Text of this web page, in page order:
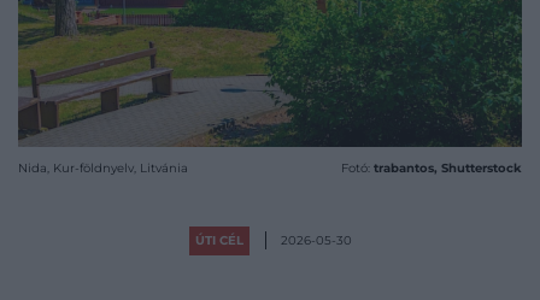
Nida, Kur-földnyelv, Litvánia Fotó: trabantos, Shutterstock
ÚTI CÉL 2026-05-30